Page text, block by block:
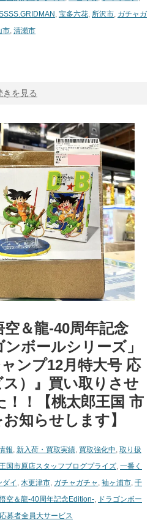
, 宝多六花, 所沢市, ガチャガ
市, 清瀬市
きを見る
＆龍-40周年記念
ボールシリーズ」
ンプ12月特大号 応
）』買い取りさせ
！【桃太郎王国 市
知らせします】
報, 新入荷・買取実績, 買取強化中, 取り扱
国市原店スタッフブログプライズ, 一番く
ダイ , 木更津市, ガチャガチャ , 袖ヶ浦市, 千
空＆龍-40周年記念Edition-, ドラゴンボー
募者全員大サービス